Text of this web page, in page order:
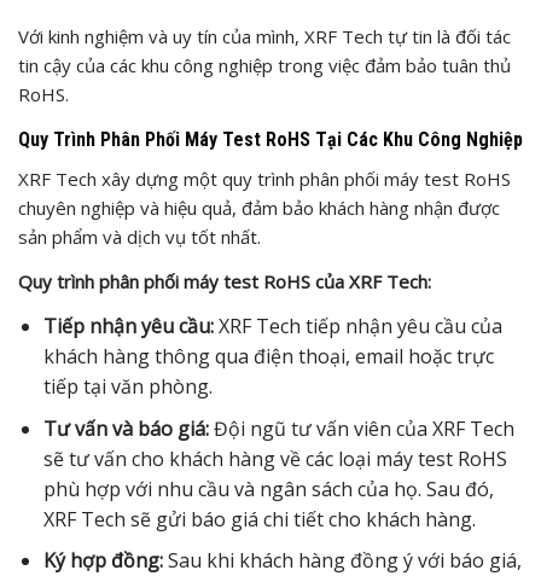
Với kinh nghiệm và uy tín của mình, XRF Tech tự tin là đối tác
tin cậy của các khu công nghiệp trong việc đảm bảo tuân thủ
RoHS.
Quy Trình Phân Phối Máy Test RoHS Tại Các Khu Công Nghiệp
XRF Tech xây dựng một quy trình phân phối máy test RoHS
chuyên nghiệp và hiệu quả, đảm bảo khách hàng nhận được
sản phẩm và dịch vụ tốt nhất.
Quy trình phân phối máy test RoHS của XRF Tech:
Tiếp nhận yêu cầu:XRF Tech tiếp nhận yêu cầu của
khách hàng thông qua điện thoại, email hoặc trực
tiếp tại văn phòng.
Tư vấn và báo giá:Đội ngũ tư vấn viên của XRF Tech
sẽ tư vấn cho khách hàng về các loại máy test RoHS
phù hợp với nhu cầu và ngân sách của họ. Sau đó,
XRF Tech sẽ gửi báo giá chi tiết cho khách hàng.
Ký hợp đồng:Sau khi khách hàng đồng ý với báo giá,